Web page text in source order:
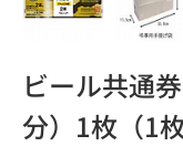
ビール共通
分）1枚（1